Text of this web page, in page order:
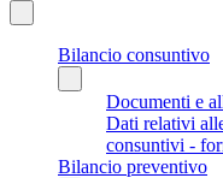
Bilancio consuntivo
Documenti e
Dati relativi
consuntivi -
Bilancio preventivo